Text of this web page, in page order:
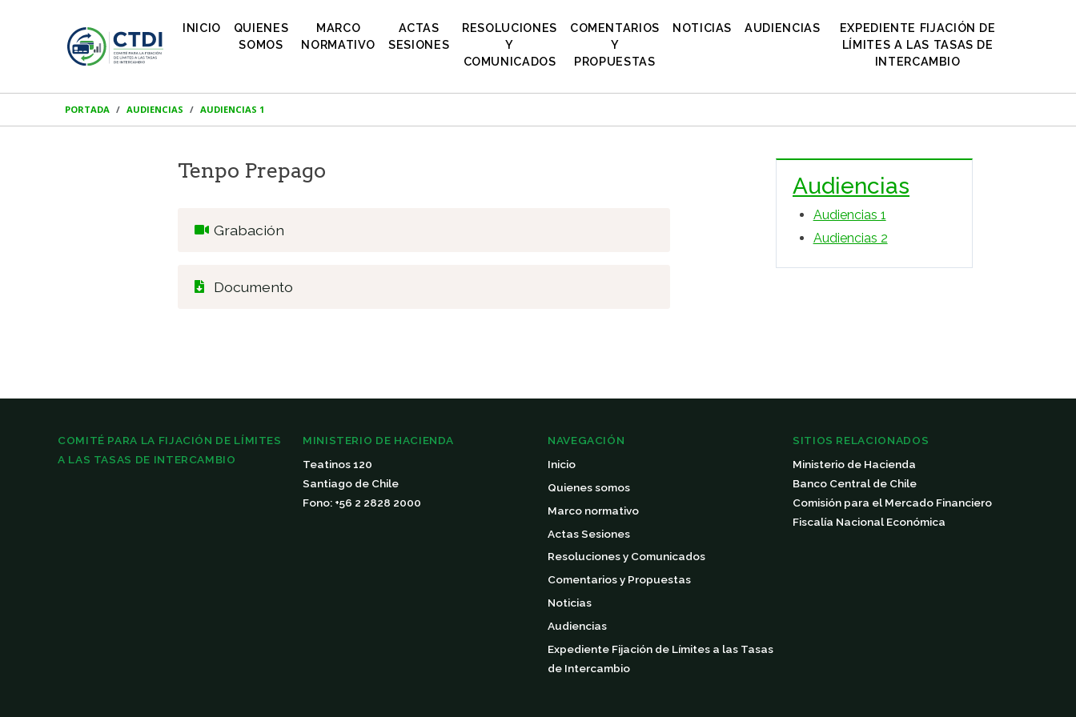
INICIO
QUIENES
SOMOS
MARCO
NORMATIVO
ACTAS
SESIONES
RESOLUCIONES
Y
COMUNICADOS
COMENTARIOS
Y
PROPUESTAS
NOTICIAS AUDIENCIAS
EXPEDIENTE FIJACIÓN DE
LÍMITES A LAS TASAS DE
INTERCAMBIO
PORTADA AUDIENCIAS AUDIENCIAS 1
Tenpo Prepago
Grabación
Documento
Audiencias
Audiencias 1
Audiencias 2
COMITÉ PARA LA FIJACIÓN DE LÍMITES
A LAS TASAS DE INTERCAMBIO
MINISTERIO DE HACIENDA
Teatinos 120
Santiago de Chile
Fono: +56 2 2828 2000
NAVEGACIÓN
Inicio
Quienes somos
Marco normativo
Actas Sesiones
Resoluciones y Comunicados
Comentarios y Propuestas
Noticias
Audiencias
Expediente Fijación de Límites a las Tasas
de Intercambio
SITIOS RELACIONADOS
Ministerio de Hacienda
Banco Central de Chile
Comisión para el Mercado Financiero
Fiscalía Nacional Económica